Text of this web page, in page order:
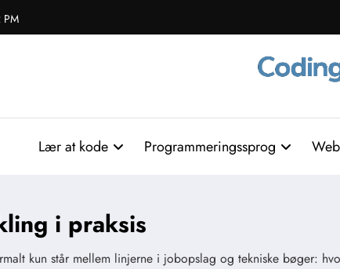
Lær at kode Programmeringssprog
i praksis
kun står mellem linjerne i jobopslag og tekniske bøger: